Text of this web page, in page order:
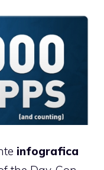
infografica